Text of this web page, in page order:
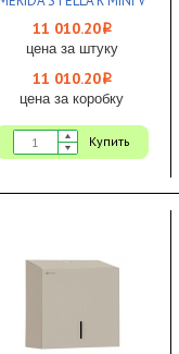
металл матовый 1/1
11 010.20i
цена за штуку
11 010.20i
цена за коробку
Купить